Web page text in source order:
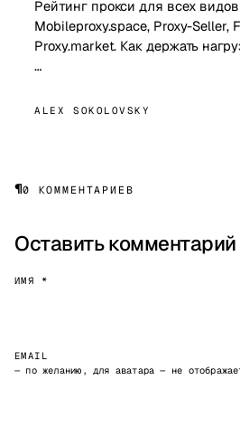
Рейтинг прокси для всех
Mobileproxy.space, Proxy-Seller,
Proxy.market. Как держать
…
ALEX SOKOLOVSKY
¶0 КОММЕНТАРИЕВ
Оставить комментарий
ИМЯ *
EMAIL
— по желанию, для аватара — не